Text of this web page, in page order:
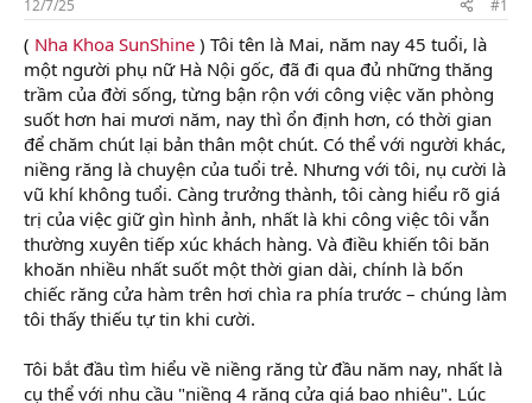
t
a
t
e
r
12/7/25 #1
( Nha Khoa SunShine ) Tôi tên là Mai, năm nay 45 tuổi, là
một người phụ nữ Hà Nội gốc, đã đi qua đủ những thăng
trầm của đời sống, từng bận rộn với công việc văn phòng
suốt hơn hai mươi năm, nay thì ổn định hơn, có thời gian
để chăm chút lại bản thân một chút. Có thể với người khác,
niềng răng là chuyện của tuổi trẻ. Nhưng với tôi, nụ cười là
vũ khí không tuổi. Càng trưởng thành, tôi càng hiểu rõ giá
trị của việc giữ gìn hình ảnh, nhất là khi công việc tôi vẫn
thường xuyên tiếp xúc khách hàng. Và điều khiến tôi băn
khoăn nhiều nhất suốt một thời gian dài, chính là bốn
chiếc răng cửa hàm trên hơi chìa ra phía trước – chúng làm
tôi thấy thiếu tự tin khi cười.
Tôi bắt đầu tìm hiểu về niềng răng từ đầu năm nay, nhất là
cụ thể với nhu cầu "niềng 4 răng cửa giá bao nhiêu". Lúc